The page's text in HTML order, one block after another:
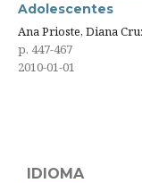
Adolescentes
Ana Prioste, Diana
p. 447-467
2010-01-01
IDIOMA